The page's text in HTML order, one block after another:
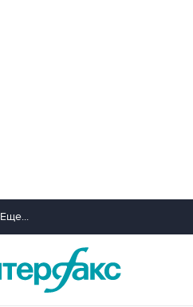
Еще...